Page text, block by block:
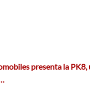
presenta la PK8,